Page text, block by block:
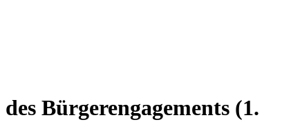
Bürgerengagements (1.